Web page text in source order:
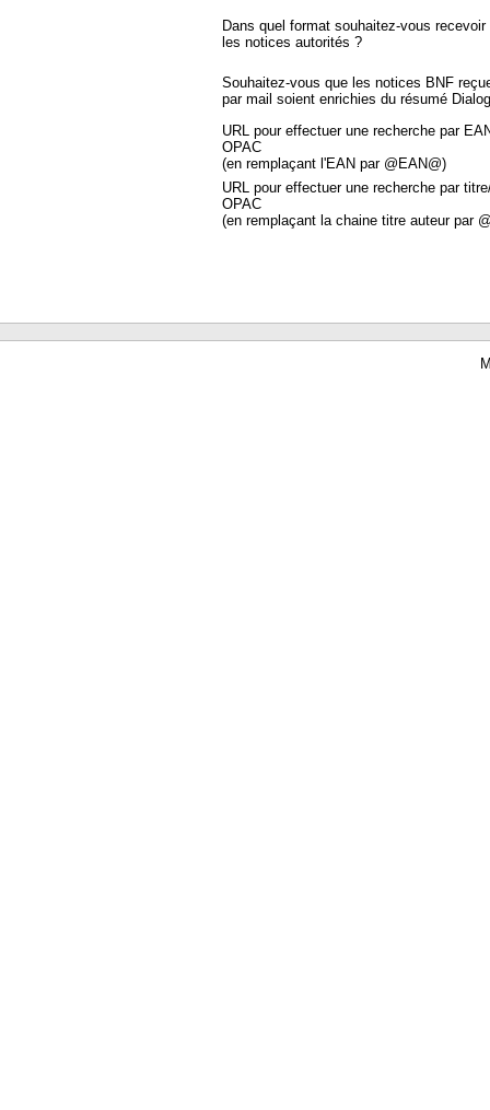
Dans quel format souhaitez-vous recevoir
les notices autorités ?
Souhaitez-vous que les notices BNF
par mail soient enrichies du résumé
URL pour effectuer une recherche par
OPAC
(en remplaçant l'EAN par @EAN@)
URL pour effectuer une recherche par
OPAC
(en remplaçant la chaine titre auteur par